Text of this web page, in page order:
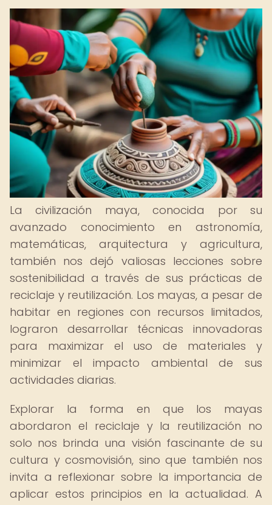
La civilización maya, conocida por su
avanzado conocimiento en astronomía,
matemáticas, arquitectura y agricultura,
también nos dejó valiosas lecciones sobre
sostenibilidad a través de sus prácticas de
reciclaje y reutilización. Los mayas, a pesar de
habitar en regiones con recursos limitados,
lograron desarrollar técnicas innovadoras
para maximizar el uso de materiales y
minimizar el impacto ambiental de sus
actividades diarias.
Explorar la forma en que los mayas
abordaron el reciclaje y la reutilización no
solo nos brinda una visión fascinante de su
cultura y cosmovisión, sino que también nos
invita a reflexionar sobre la importancia de
aplicar estos principios en la actualidad. A